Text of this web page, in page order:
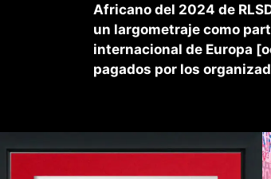
Africano del 2024 de
un largometraje como
internacional de Europa
pagados por los